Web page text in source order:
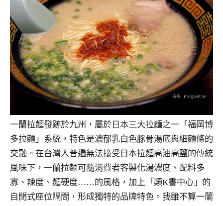
一蘭拉麵發跡於九州，屬於日本三大拉麵之一「福岡博
多拉麵」系統，特色是濃郁乳白色豚骨湯底與細麵條的
交融。在台灣人普遍無法接受日本拉麵高油高鹽的傳統
風味下，一蘭拉麵可隨消費者客製化湯濃度、配料多
寡、辣度、麵硬度……的風格，加上「類K書中心」的
自閉式座位隔間，形成獨特的品牌特色。我雖不算一蘭